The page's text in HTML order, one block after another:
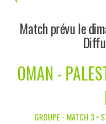
Match prévu le
OMAN -
GROUPE - MATCH 3 •